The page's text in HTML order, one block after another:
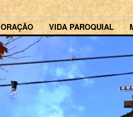
ORAÇÃO VIDA PAROQUIAL